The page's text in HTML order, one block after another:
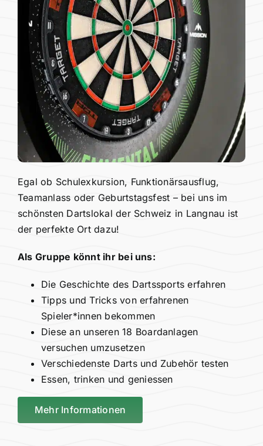
Egal ob Schulexkursion, Funktionärsausflug,
Teamanlass oder Geburtstagsfest – bei uns im
schönsten Dartslokal der Schweiz in Langnau ist
der perfekte Ort dazu!
Als Gruppe könnt ihr bei uns:
Die Geschichte des Dartssports erfahren
Tipps und Tricks von erfahrenen
Spieler*innen bekommen
Diese an unseren 18 Boardanlagen
versuchen umzusetzen
Verschiedenste Darts und Zubehör testen
Essen, trinken und geniessen
Mehr Informationen